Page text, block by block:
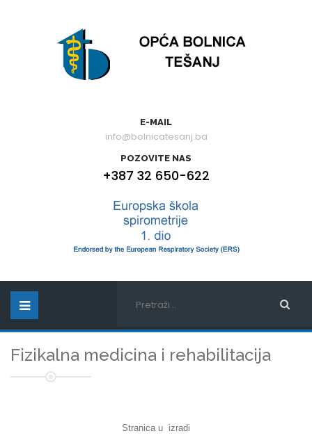
E-MAIL
info@bolnicatesanj.ba
POZOVITE NAS
+387 32 650-622
Fizikalna medicina i rehabilitacija
Stranica u izradi